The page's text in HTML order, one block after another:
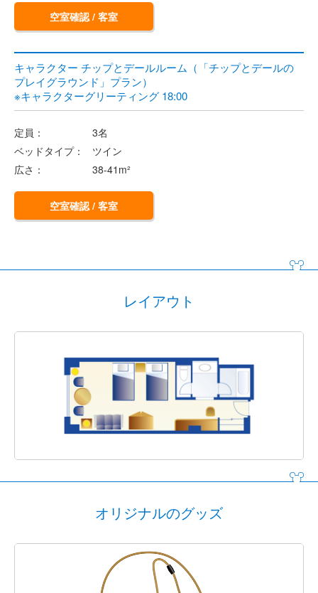
空室確認 / 客室
キャラクター チップとデールルーム（「チップとデールの
プレイグラウンド」プラン）
※キャラクターグリーティング 18:00
定員：
3名
ベッドタイプ：
ツイン
広さ：
38-41m²
空室確認 / 客室
レイアウト
オリジナルのグッズ